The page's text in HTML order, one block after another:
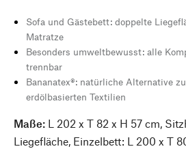
Sofa und Gästebett: doppelte
Matratze
Besonders umweltbewusst: alle
trennbar
Bananatex®: natürliche Alternative
erdölbasierten Textilien
Maße: L 202 x T 82 x H 57 cm,
Liegefläche, Einzelbett: L 200 x T